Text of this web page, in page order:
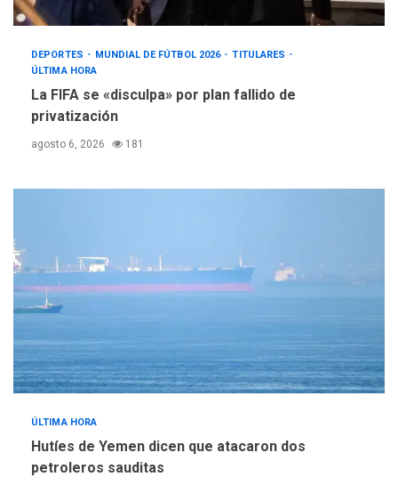
DEPORTES MUNDIAL DE FÚTBOL 2026
TITULARES
ÚLTIMA HORA
La FIFA se «disculpa» por plan fallido de
privatización
agosto 6, 2026 181
ÚLTIMA HORA
Hutíes de Yemen dicen que atacaron dos
petroleros sauditas